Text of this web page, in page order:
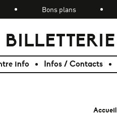
BILLETTERIE
info Infos / Contacts
Bons plans
Accueil